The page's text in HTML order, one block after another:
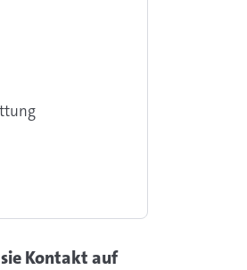
Kontakt auf